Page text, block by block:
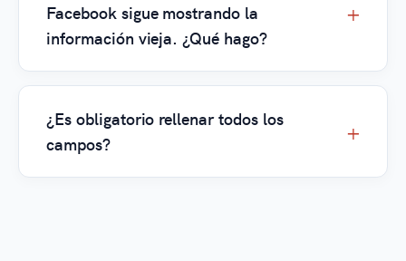
Facebook sigue mostrando la
información vieja. ¿Qué hago?
¿Es obligatorio rellenar todos los
campos?